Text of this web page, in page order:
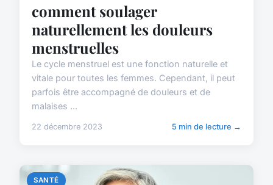
comment soulager
naturellement les douleurs
menstruelles
Le cycle menstruel est une fonction naturelle et
vitale pour toutes les femmes. Cependant, il peut
parfois être accompagné de douleurs et de
malaises ...
22 décembre 2023 5 min de lecture →
SANTÉ